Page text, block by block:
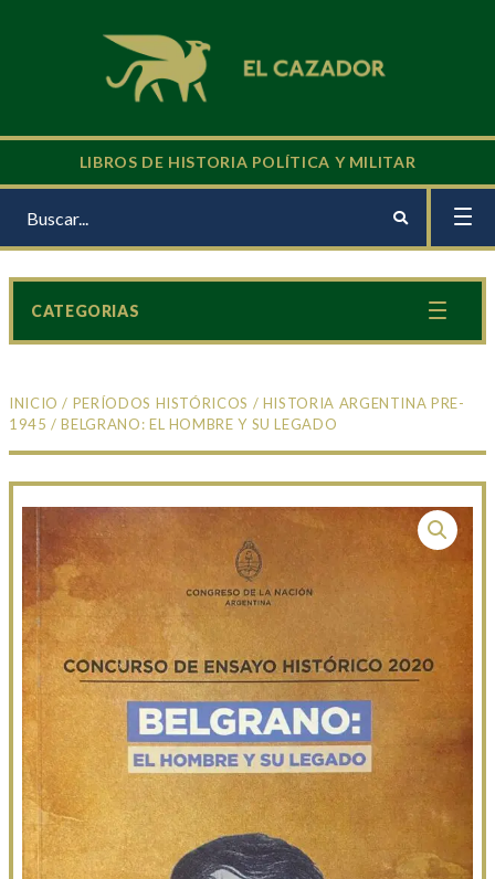
LIBROS DE HISTORIA POLÍTICA Y MILITAR
INICIO / PERÍODOS HISTÓRICOS / HISTORIA ARGENTINA PRE-
1945 / BELGRANO: EL HOMBRE Y SU LEGADO
CATEGORIAS